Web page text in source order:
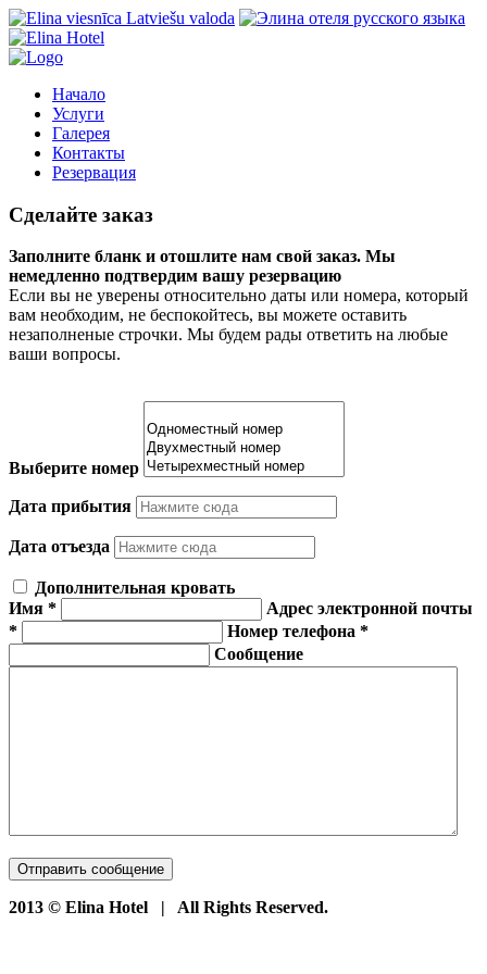
Начало
Услуги
Галерея
Контакты
Резервация
Сделайте заказ
Заполните бланк и отошлите нам свой заказ. Мы
немедленно подтвердим вашу резервацию
Если вы не уверены относительно даты или номера, который
вам необходим, не беспокойтесь, вы можете оставить
незаполненые строчки. Мы будем рады ответить на любые
ваши вопросы.
Выберите номер
Дата прибытия
Дата отъезда
Дополнительная кровать
Имя *
Адрес электронной почты
*
Номер телефона *
Сообщение
Отправить сообщение
2013 © Elina Hotel | All Rights Reserved.